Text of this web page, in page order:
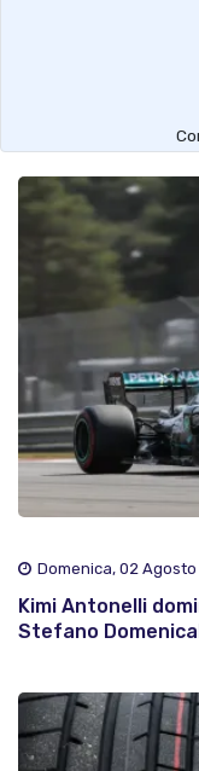
Domenica, 02
Kimi Antonelli
Stefano